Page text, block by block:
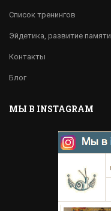
Список тренингов
Эйдетика, развитие памяти
Контакты
Блог
МЫ В INSTAGRAM